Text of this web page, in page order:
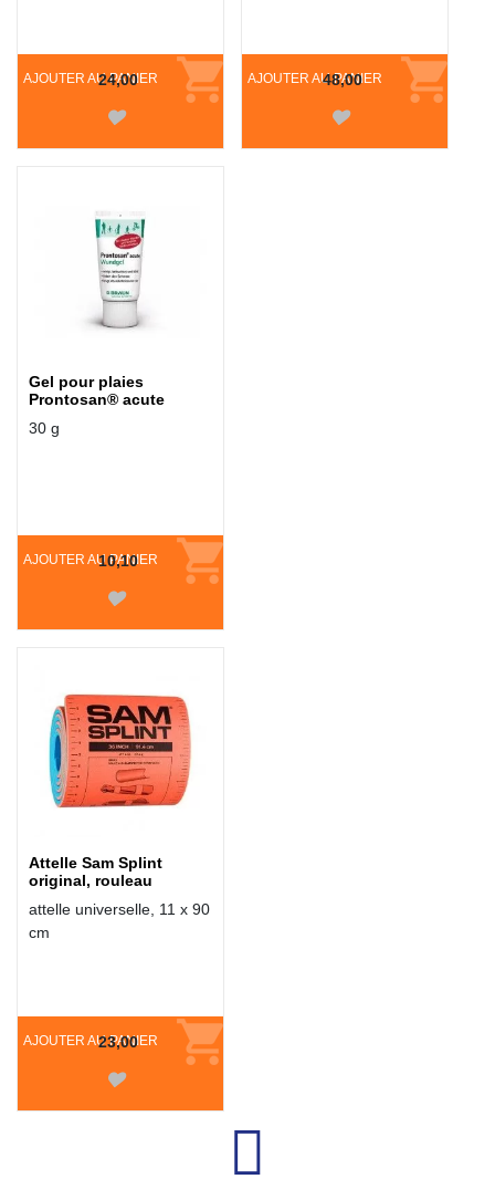
AJOUTER AU PANIER
24,00 AJOUTER AU PANIER
48,00
Gel pour plaies
Prontosan® acute
30 g
AJOUTER AU PANIER
10,10
Attelle Sam Splint
original, rouleau
attelle universelle, 11 x 90
cm
AJOUTER AU PANIER
23,00